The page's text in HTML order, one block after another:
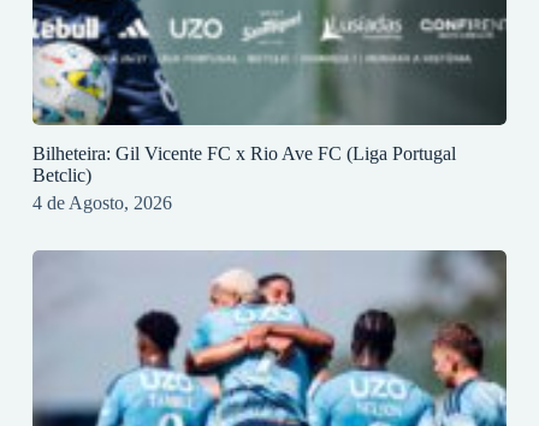
Bilheteira: Gil Vicente FC x Rio Ave FC (Liga Portugal
Betclic)
4 de Agosto, 2026